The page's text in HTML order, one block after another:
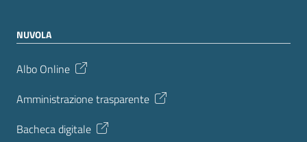
NUVOLA
Albo Online
Amministrazione trasparente
Bacheca digitale